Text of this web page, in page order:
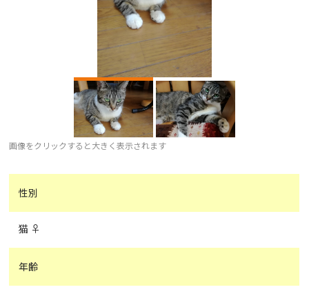
画像をクリックすると大きく表示されます
性別
猫 ♀
年齢